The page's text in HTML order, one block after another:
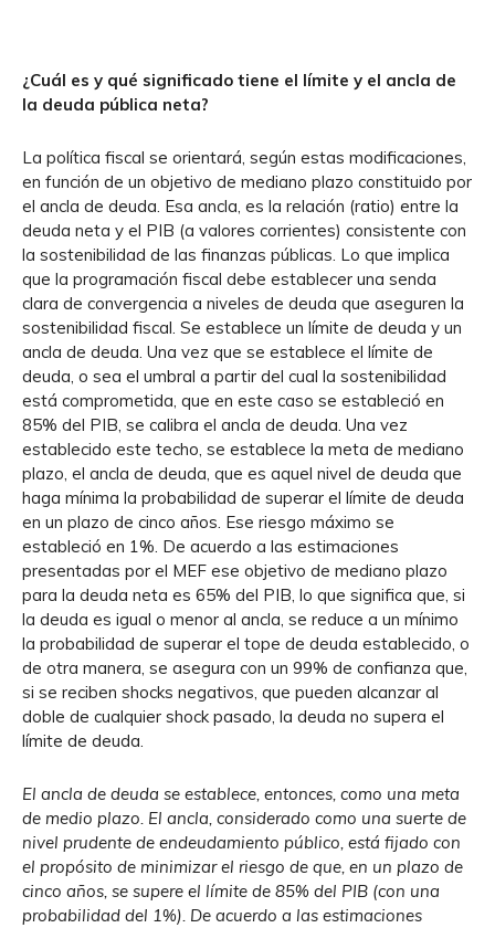
¿Cuál es y qué significado tiene el límite y el ancla de
la deuda pública neta?
La política fiscal se orientará, según estas modificaciones,
en función de un objetivo de mediano plazo constituido por
el ancla de deuda. Esa ancla, es la relación (ratio) entre la
deuda neta y el PIB (a valores corrientes) consistente con
la sostenibilidad de las finanzas públicas. Lo que implica
que la programación fiscal debe establecer una senda
clara de convergencia a niveles de deuda que aseguren la
sostenibilidad fiscal. Se establece un límite de deuda y un
ancla de deuda. Una vez que se establece el límite de
deuda, o sea el umbral a partir del cual la sostenibilidad
está comprometida, que en este caso se estableció en
85% del PIB, se calibra el ancla de deuda. Una vez
establecido este techo, se establece la meta de mediano
plazo, el ancla de deuda, que es aquel nivel de deuda que
haga mínima la probabilidad de superar el límite de deuda
en un plazo de cinco años. Ese riesgo máximo se
estableció en 1%. De acuerdo a las estimaciones
presentadas por el MEF ese objetivo de mediano plazo
para la deuda neta es 65% del PIB, lo que significa que, si
la deuda es igual o menor al ancla, se reduce a un mínimo
la probabilidad de superar el tope de deuda establecido, o
de otra manera, se asegura con un 99% de confianza que,
si se reciben shocks negativos, que pueden alcanzar al
doble de cualquier shock pasado, la deuda no supera el
límite de deuda.
El ancla de deuda se establece, entonces, como una meta
de medio plazo. El ancla, considerado como una suerte de
nivel prudente de endeudamiento público, está fijado con
el propósito de minimizar el riesgo de que, en un plazo de
cinco años, se supere el límite de 85% del PIB (con una
probabilidad del 1%). De acuerdo a las estimaciones